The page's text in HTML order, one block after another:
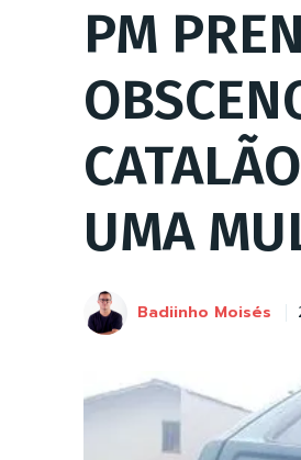
PM
UMA
Badiinho Moisés